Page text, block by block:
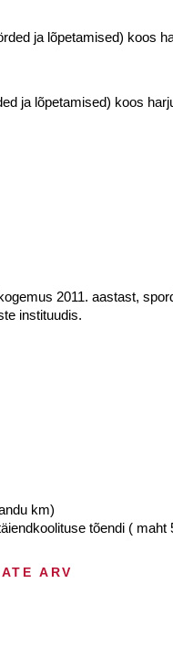
ja lõpetamised) koos
ja lõpetamised) koos
2011. aastast,
instituudis.
km)
tõendi ( maht
ARV